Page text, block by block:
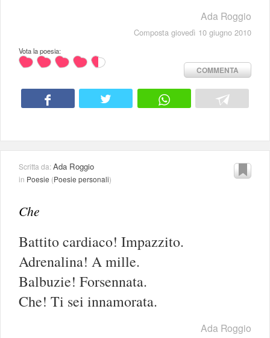
Ada Roggio
Composta giovedì 10 giugno 2010
Vota la poesia:
COMMENTA
Scritta da:Ada Roggio
in Poesie (Poesie personali)
Che
Battito cardiaco! Impazzito.
Adrenalina! A mille.
Balbuzie! Forsennata.
Che! Ti sei innamorata.
Ada Roggio